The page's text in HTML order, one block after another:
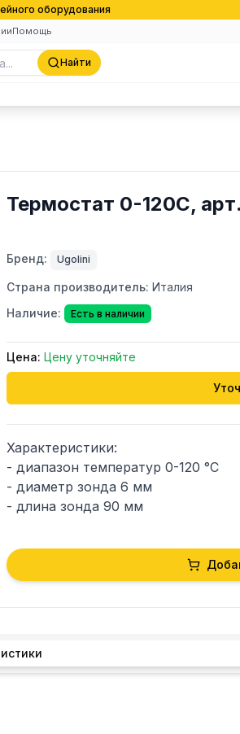
оборудования
Помощь
Найти
Термостат 0-120С,
Бренд: Ugolini
Страна производитель: Италия
Наличие:
Есть в наличии
Цена: Цену уточняйте
Характеристики:
- диапазон температур 0-120 °C
- диаметр зонда 6 мм
- длина зонда 90 мм
Альтернативные коды:
22037-00001 - BRAS
GUG114 - ASCASO
S0104154 - GEV